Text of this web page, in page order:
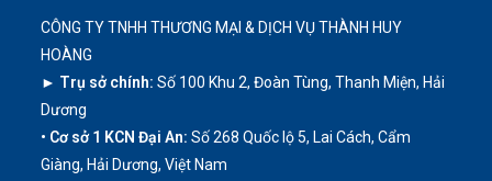
CÔNG TY TNHH THƯƠNG MẠI & DỊCH VỤ THÀNH HUY
HOÀNG
► Trụ sở chính: Số 100 Khu 2, Đoàn Tùng, Thanh Miện, Hải
Dương
• Cơ sở 1 KCN Đại An: Số 268 Quốc lộ 5, Lai Cách, Cẩm
Giàng, Hải Dương, Việt Nam